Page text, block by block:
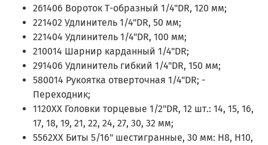
261406 Вороток Т-образный 1/4"DR, 120 мм;
221402 Удлинитель 1/4"DR, 50 мм;
221404 Удлинитель 1/4"DR, 100 мм;
210014 Шарнир карданный 1/4"DR;
291406 Удлинитель гибкий 1/4"DR, 150 мм;
580014 Рукоятка отверточная 1/4"DR; -
Переходник;
1120XX Головки торцевые 1/2"DR, 12 шт.: 14, 15, 16,
17, 18, 19, 21, 22, 24, 27, 30, 32 мм;
5562XX Биты 5/16" шестигранные, 30 мм: H8, H10,